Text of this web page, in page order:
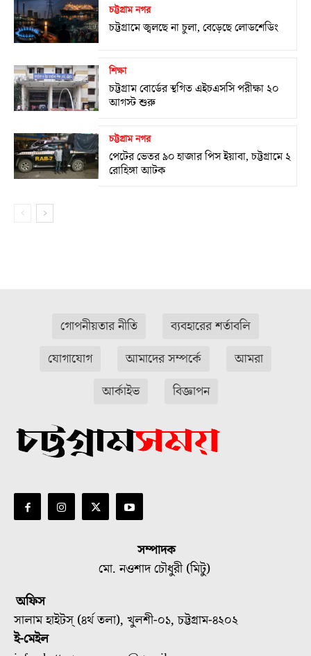
চট্টগ্রাম নগর
চট্টগ্রামে জ্বলছে না চুলা, বেড়েছে লোডশেডিং
শিক্ষা
চট্টগ্রাম বোর্ডের স্থগিত এইচএসসি পরীক্ষা ২০
আগস্ট শুরু
চট্টগ্রাম নগর
পেটের ভেতর ৯০ হাজার পিস ইয়াবা, চট্টগ্রামে ২
রোহিঙ্গা আটক
গোপনীয়তার নীতি
ব্যবহারের শর্তাবলি
যোগাযোগ
আমাদের সম্পর্কে
আমরা
আর্কাইভ
বিজ্ঞাপন
সম্পাদক
মো. নওশাদ চৌধুরী (মিটু)
অফিস
সালাম হাইটস্ (৪র্থ তলা), খুলশী-০১, চট্টগ্রাম-৪২০২
ই-মেইল